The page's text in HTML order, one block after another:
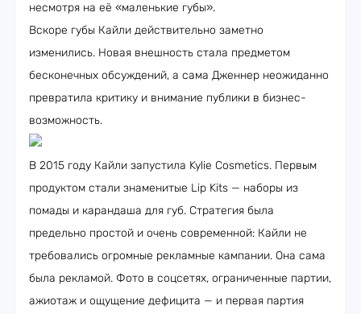
несмотря на её «маленькие губы».
Вскоре губы Кайли действительно заметно
изменились. Новая внешность стала предметом
бесконечных обсуждений, а сама Дженнер неожиданно
превратила критику и внимание публики в бизнес-
возможность.
В 2015 году Кайли запустила Kylie Cosmetics. Первым
продуктом стали знаменитые Lip Kits — наборы из
помады и карандаша для губ. Стратегия была
предельно простой и очень современной: Кайли не
требовались огромные рекламные кампании. Она сама
была рекламой. Фото в соцсетях, ограниченные партии,
ажиотаж и ощущение дефицита — и первая партия